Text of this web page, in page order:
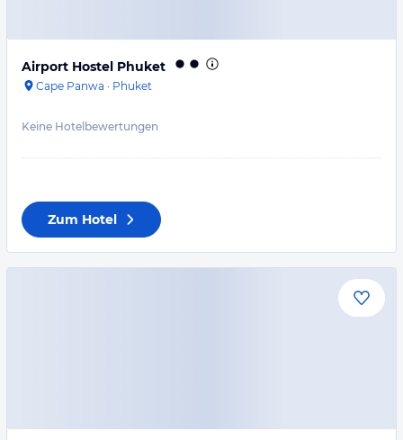
Airport Hostel Phuket
Cape Panwa · Phuket
Keine Hotelbewertungen
Zum Hotel